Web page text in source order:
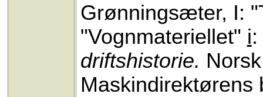
Grønningsæter, I:
"Vognmateriellet" i
driftshistorie.
Maskindirektørens